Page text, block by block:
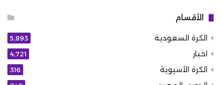
الأقسام
الكرة السعودية 5٬893
اخبار 4٬721
الكرة الأسيوية 316